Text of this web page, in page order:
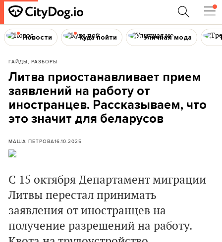
Новости Куда пойти Уличная мода
ГАЙДЫ, РАЗБОРЫ
Литва приостанавливает прием
заявлений на работу от
иностранцев. Рассказываем, что
это значит для беларусов
МАША ПЕТРОВА16.10.2025
С 15 октября Департамент миграции
Литвы перестал принимать
заявления от иностранцев на
получение разрешений на работу.